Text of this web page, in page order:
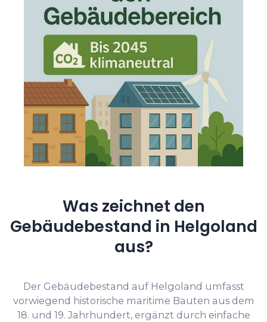
Was zeichnet den
Gebäudebestand in Helgoland
aus?
Der Gebäudebestand auf Helgoland umfasst
vorwiegend historische maritime Bauten aus dem
18. und 19. Jahrhundert, ergänzt durch einfache